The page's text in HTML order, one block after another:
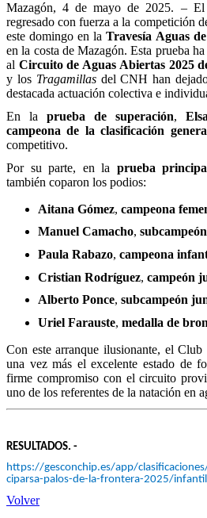
Mazagón, 4 de mayo de 2025. –
regresado con fuerza a la competición
este domingo en laTravesía Aguas
en la costa de Mazagón. Esta prueba
al Circuito de Aguas Abiertas 2025
y los Tragamillasdel CNH han
destacada actuación colectiva e
En la prueba de superación,
campeona de la clasificación
competitivo.
Por su parte, en la prueba
también coparon los podios:
Aitana Gómez, campeona
Manuel Camacho,
Paula Rabazo, campeona
Cristian Rodríguez, campeón
Alberto Ponce, subcampeón
Uriel Farauste, medalla de
Con este arranque ilusionante, el
una vez más el excelente estado de
firme compromiso con el circuito
uno de los referentes de la natación en
RESULTADOS. -
https://gesconchip.es/app/
ciparsa-palos-de-la-frontera-2025/
Volver